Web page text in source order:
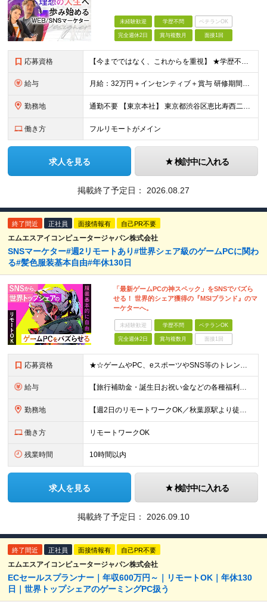
未経験歓迎 学歴不問 ベテランOK
完全週休2日 賞与複数月 面接1回
応募資格 【今までではなく、これからを重視】 ★学歴不問 ★職種未経験歓迎 ★業種未経験歓迎 ★社会人未経験歓迎 ★第二新卒歓迎 ★ブランクOK ★動画編集・デザイン制作の勉強を独学でしている方など ※基礎的
給与 月給：32万円＋インセンティブ＋賞与 研修期間中：月給25万円～ ＼ 頑張りはしっかり評価！ ／ 研修期間中でも、スキルの習得状況や成果に応じて月給27万円へ昇給が可能です。 【研修期間】 期
勤務地 通勤不要 【東京本社】 東京都渋谷区恵比寿西二丁目8番4号 EX恵比寿西ビル5階
働き方 フルリモートがメイン
求人を見る 検討中に入れる
掲載終了予定日： 2026.08.27
終了間近 正社員 面接情報有 自己PR不要
エムエスアイコンピュータージャパン株式会社
SNSマーケター#週2リモートあり#世界シェア級のゲームPCに関わ
る#髪色服装基本自由#年休130日
「最新ゲームPCの神スペック」をSNSでバズら
せる！ 世界的シェア獲得の『MSIブランド』のマ
ーケターへ。
未経験歓迎 学歴不問 ベテランOK
完全週休2日 賞与複数月 面接1回
応募資格 ★☆ゲームやPC、eスポーツやSNS等のトレンドに興味がある方必見☆★ ■以下いずれかのご経験をお持ちの方 ├マーケティング業務またはメディア・Webメディア・広告代理店の経験 └もしくはパソコンショ
給与 【旅行補助金・誕生日お祝い金などの各種福利厚生充実】 月給26万円～＋賞与年2回＋各種手当 ※経験・スキルを考慮し、決定いたします ※上記には固定残業代（24時間分／4万円～6万円）を含みます ※
勤務地 【週2日のリモートワークOK／秋葉原駅より徒歩5分】 本社：東京都千代田区神田須田町2-19-23 Daiwa秋葉原ビル 6階 ※展示会などでの国内/海外出張あり ※変更の範囲：上記を除く当社関連
働き方 リモートワークOK
残業時間 10時間以内
求人を見る 検討中に入れる
掲載終了予定日： 2026.09.10
終了間近 正社員 面接情報有 自己PR不要
エムエスアイコンピュータージャパン株式会社
ECセールスプランナー｜年収600万円～｜リモートOK｜年休130
日｜世界トップシェアのゲーミングPC扱う